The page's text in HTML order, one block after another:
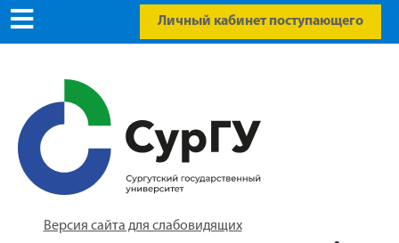
Личный кабинет поступающего
Версия сайта для слабовидящих